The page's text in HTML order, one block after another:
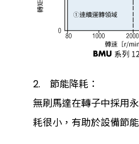
2. 節能降耗：
無刷馬達在轉子中採用
耗很小，有助於設備節能